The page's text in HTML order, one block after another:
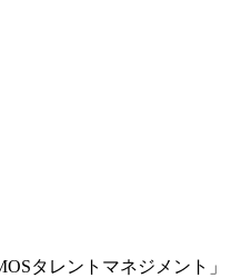
タレントマネジメント」